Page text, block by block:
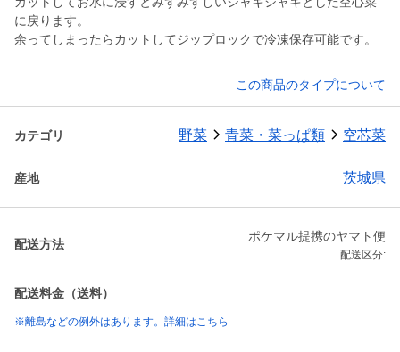
に戻ります。
余ってしまったらカットしてジップロックで冷凍保存可能です。
この商品のタイプについて
カテゴリ 野菜 青菜・菜っぱ類 空芯菜
産地 茨城県
配送方法
ポケマル提携のヤマト便
配送区分:
配送料金（送料）
※離島などの例外はあります。詳細はこちら